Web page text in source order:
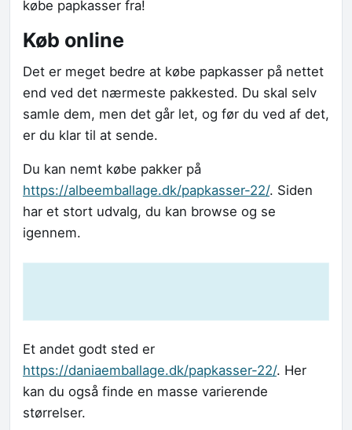
købe papkasser fra!
Køb online
Det er meget bedre at købe papkasser på nettet
end ved det nærmeste pakkested. Du skal selv
samle dem, men det går let, og før du ved af det,
er du klar til at sende.
Du kan nemt købe pakker på
https://albeemballage.dk/papkasser-22/. Siden
har et stort udvalg, du kan browse og se
igennem.
Et andet godt sted er
https://daniaemballage.dk/papkasser-22/. Her
kan du også finde en masse varierende
størrelser.